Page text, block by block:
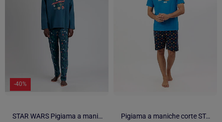
-40%
STAR WARS Pigiama a maniche lunghe da uomo Alien Species
Pigiama a maniche corte STAR WARS Game Wars per uomo